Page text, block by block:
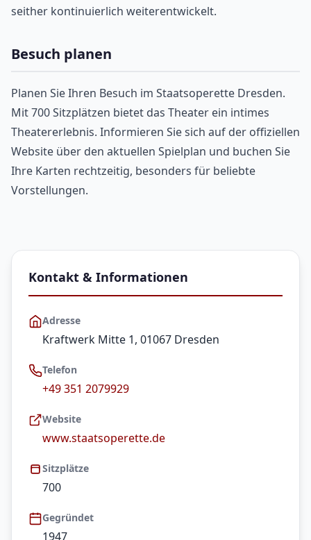
seither kontinuierlich weiterentwickelt.
Besuch planen
Planen Sie Ihren Besuch im Staatsoperette Dresden.
Mit 700 Sitzplätzen bietet das Theater ein intimes
Theatererlebnis. Informieren Sie sich auf der offiziellen
Website über den aktuellen Spielplan und buchen Sie
Ihre Karten rechtzeitig, besonders für beliebte
Vorstellungen.
Kontakt & Informationen
Adresse
Kraftwerk Mitte 1, 01067 Dresden
Telefon
+49 351 2079929
Website
www.staatsoperette.de
Sitzplätze
700
Gegründet
1947